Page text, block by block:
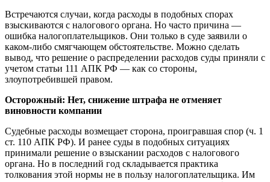
Встречаются случаи, когда расходы в подобных спорах
взыскиваются с налогового органа. Но часто причина —
ошибка налогоплательщиков. Они только в суде заявили о
каком-либо смягчающем обстоятельстве. Можно сделать
вывод, что решение о распределении расходов суды приняли с
учетом статьи 111 АПК РФ — как со стороны,
злоупотребившей правом.
Осторожный: Нет, снижение штрафа не отменяет
виновности компании
Судебные расходы возмещает сторона, проигравшая спор (ч. 1
ст. 110 АПК РФ). И ранее суды в подобных ситуациях
принимали решение о взыскании расходов с налогового
органа. Но в последний год складывается практика
толкования этой нормы не в пользу налогоплательщика. Им